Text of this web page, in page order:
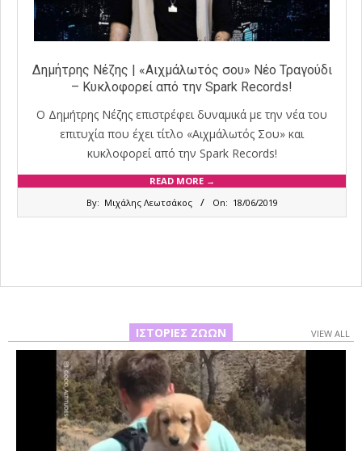
Δημήτρης Νέζης | «Αιχμάλωτός σου» Νέο Τραγούδι
– Kυκλοφορεί από την Spark Records!
Ο Δημήτρης Νέζης επιστρέφει δυναμικά με την νέα του
επιτυχία που έχει τίτλο «Αιχμάλωτός Σου» και
κυκλοφορεί από την Spark Records!
READ MORE →
By: Μιχάλης Λεωτσάκος On: 18/06/2019
ΙΣΤΟΡΊΕΣ ΖΏΩΝ VIEW ALL